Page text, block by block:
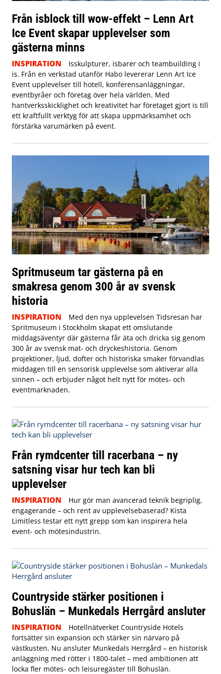
Från isblock till wow-effekt – Lenn Art
Ice Event skapar upplevelser som
gästerna minns
INSPIRATION
Isskulpturer, isbarer och teambuilding i
is. Från en verkstad utanför Habo levererar Lenn Art Ice
Event upplevelser till hotell, konferensanläggningar,
eventbyråer och företag över hela världen. Med
hantverksskicklighet och kreativitet har företaget gjort is till
ett kraftfullt verktyg för att skapa uppmärksamhet och
förstärka varumärken på event.
Spritmuseum tar gästerna på en
smakresa genom 300 år av svensk
historia
INSPIRATION
Med den nya upplevelsen Tidsresan har
Spritmuseum i Stockholm skapat ett omslutande
middagsäventyr där gästerna får äta och dricka sig genom
300 år av svensk mat- och dryckeshistoria. Genom
projektioner, ljud, dofter och historiska smaker förvandlas
middagen till en sensorisk upplevelse som aktiverar alla
sinnen – och erbjuder något helt nytt för mötes- och
eventmarknaden.
Från rymdcenter till racerbana – ny
satsning visar hur tech kan bli
upplevelser
INSPIRATION
Hur gör man avancerad teknik begriplig,
engagerande – och rent av upplevelsebaserad? Kista
Limitless testar ett nytt grepp som kan inspirera hela
event- och mötesindustrin.
Countryside stärker positionen i
Bohuslän – Munkedals Herrgård ansluter
INSPIRATION
Hotellnätverket Countryside Hotels
fortsätter sin expansion och stärker sin närvaro på
västkusten. Nu ansluter Munkedals Herrgård – en historisk
anläggning med rötter i 1800-talet – med ambitionen att
locka fler mötes- och leisuregäster till Bohuslän.